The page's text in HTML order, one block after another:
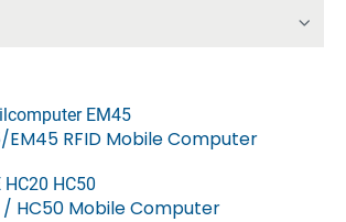
EM45 RFID Mobile Computer
/ HC50 Mobile Computer